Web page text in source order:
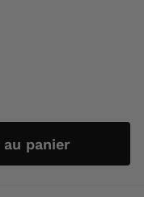
panier